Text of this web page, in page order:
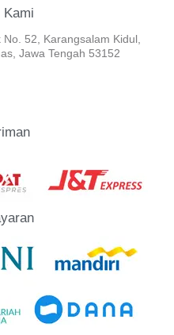
Kami
52, Karangsalam Kidul,
Jawa Tengah 53152